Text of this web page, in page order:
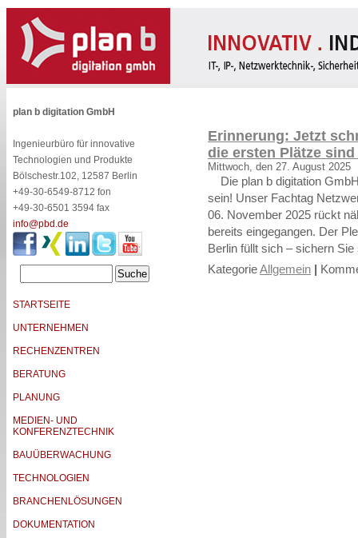
plan b digitation GmbH
Ingenieurbüro für innovative
Technologien und Produkte
Bölschestr.102, 12587 Berlin
+49-30-6549-8712 fon
+49-30-6501 3594 fax
info@pbd.de
STARTSEITE
UNTERNEHMEN
RECHENZENTREN
BERATUNG
PLANUNG
MEDIEN- UND
KONFERENZTECHNIK
BAUÜBERWACHUNG
TECHNOLOGIEN
BRANCHENLÖSUNGEN
DOKUMENTATION
Erinnerung: Jetzt
die ersten Plätze
Mittwoch, den 27. August 2025
Die plan b digitation
sein! Unser Fachtag
06. November 2025 rückt
bereits eingegangen. Der
Berlin füllt sich – sichern
KategorieAllgemein |